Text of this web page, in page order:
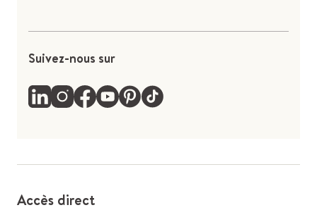
Suivez-nous sur
Accès direct